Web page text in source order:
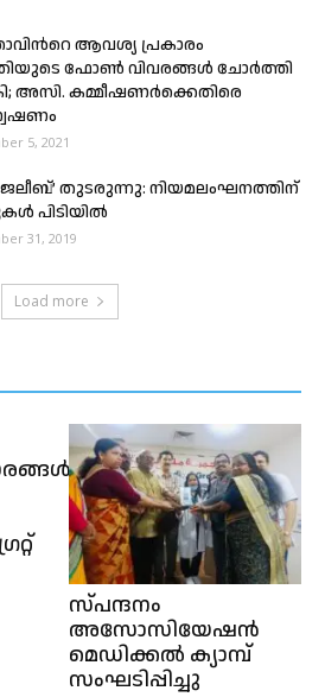
ആവശ്യ പ്രകാരം
ഫോൺ വിവരങ്ങൾ ചോർത്തി
അസി. കമ്മീഷണർക്കെതിരെ
5, 2021
ജലീബ്’ തുടരുന്നു: നിയമലംഘനത്തിന്
പിടിയിൽ
31, 2019
Load more
സ്പന്ദനം
അസോസിയേഷൻ
മെഡിക്കൽ ക്യാമ്പ്
സംഘടിപ്പിച്ചു